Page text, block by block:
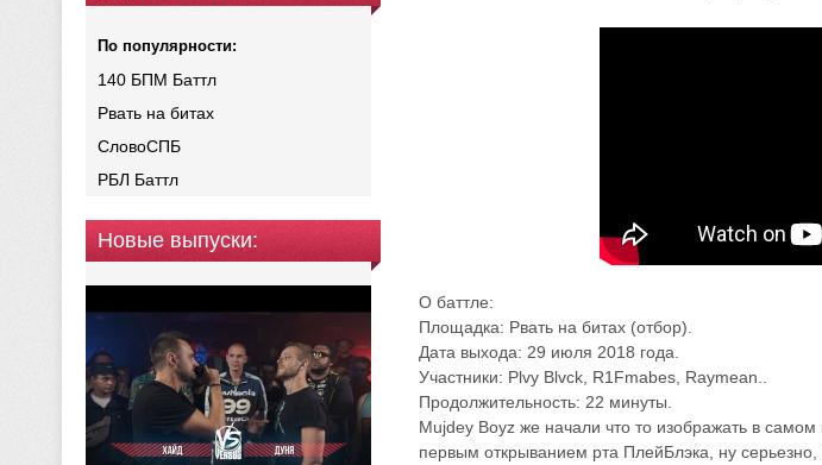
По популярности:
140 БПМ Баттл
Рвать на битах
СловоСПБ
РБЛ Баттл
Новые выпуски:
О баттле:
Площадка: Рвать на битах (отбор).
Дата выхода: 29 июля 2018 года.
Участники: Plvy Blvck, R1Fmabes, Raymean..
Продолжительность: 22 минуты.
Mujdey Boyz же начали что то изображать в
первым открыванием рта ПлейБлэка, ну